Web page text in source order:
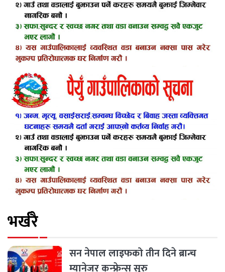
भर्खरै
सन नेपाल लाइफको तीन दिने ब्रान्च
म्यानेजर कन्फ्रेन्स सुरु